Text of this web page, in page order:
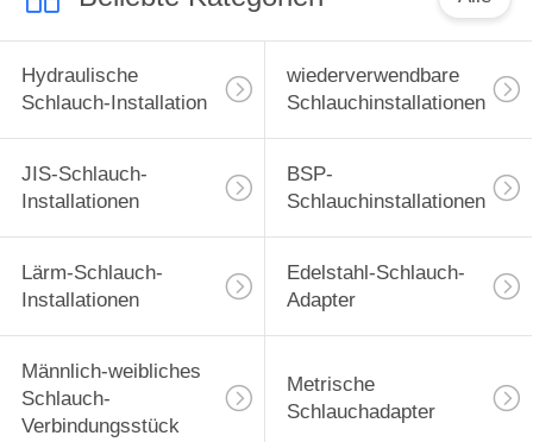
Hydraulische
Schlauch-Installation
wiederverwendbare
Schlauchinstallationen
JIS-Schlauch-
Installationen
BSP-
Schlauchinstallationen
Lärm-Schlauch-
Installationen
Edelstahl-Schlauch-
Adapter
Männlich-weibliches
Schlauch-
Verbindungsstück
Metrische
Schlauchadapter